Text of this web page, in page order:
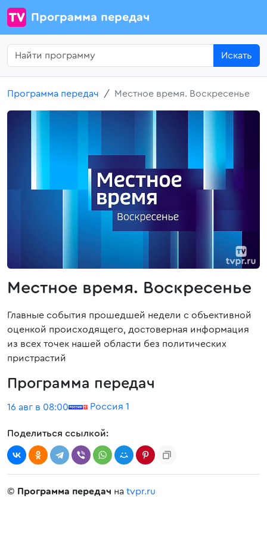
Программа передач
Искать
Программа передач Местное время. Воскресенье
Местное время. Воскресенье
Главные события прошедшей недели с объективной
оценкой происходящего, достоверная информация
из всех точек нашей области без политических
пристрастий
Программа передач
16 авг в 08:00 Россия 1
Поделиться ссылкой:
© Программа передач на tvpr.ru